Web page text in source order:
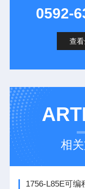
0592-
查
相